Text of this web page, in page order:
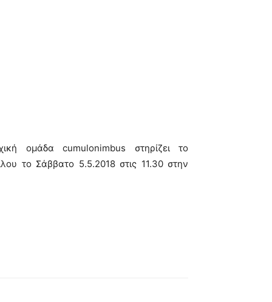
ομάδα cumulonimbus στηρίζει το
το Σάββατο 5.5.2018 στις 11.30 στην